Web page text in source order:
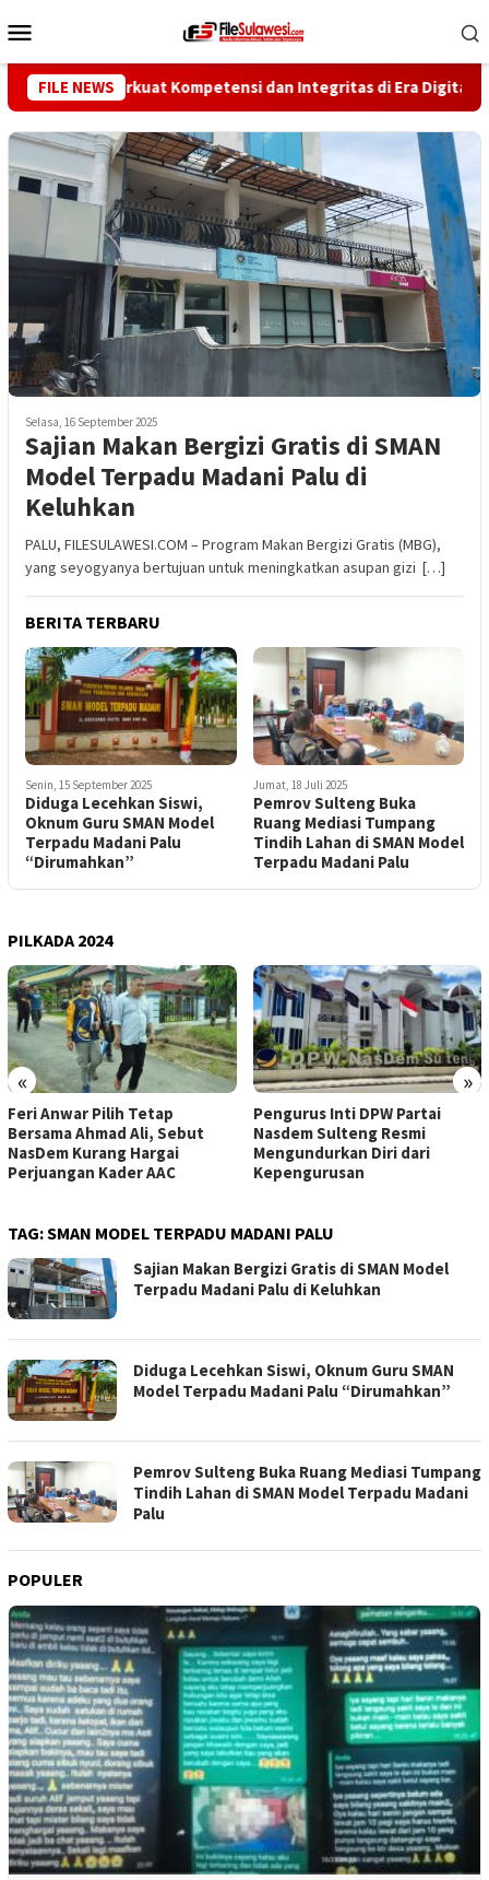
ke
Mobile
FILE NEWS
Perkuat Kompetensi dan Integritas di Era Digital
Selasa, 16 September 2025
Sajian Makan Bergizi Gratis di SMAN
Model Terpadu Madani Palu di
Keluhkan
PALU, FILESULAWESI.COM – Program Makan Bergizi Gratis (MBG),
yang seyogyanya bertujuan untuk meningkatkan asupan gizi […]
BERITA TERBARU
Senin, 15 September 2025
Diduga Lecehkan Siswi,
Oknum Guru SMAN Model
Terpadu Madani Palu
“Dirumahkan”
Jumat, 18 Juli 2025
Pemrov Sulteng Buka
Ruang Mediasi Tumpang
Tindih Lahan di SMAN Model
Terpadu Madani Palu
PILKADA 2024
« »
Feri Anwar Pilih Tetap
Bersama Ahmad Ali, Sebut
NasDem Kurang Hargai
Perjuangan Kader AAC
Pengurus Inti DPW Partai
Nasdem Sulteng Resmi
Mengundurkan Diri dari
Kepengurusan
TAG:SMAN MODEL TERPADU MADANI PALU
Sajian Makan Bergizi Gratis di SMAN Model
Terpadu Madani Palu di Keluhkan
Diduga Lecehkan Siswi, Oknum Guru SMAN
Model Terpadu Madani Palu “Dirumahkan”
Pemrov Sulteng Buka Ruang Mediasi Tumpang
Tindih Lahan di SMAN Model Terpadu Madani
Palu
POPULER